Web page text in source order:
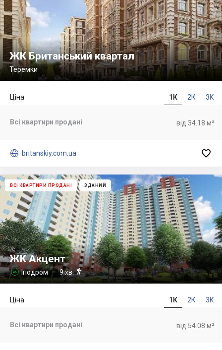
ЖК Британський квартал
Теремки
1К 2К 3К
Ціна
від 34.18 м²
Всі квартири продані
 britanskiy.com.ua 
ВСІ КВАРТИРИ ПРОДАНІ ЗДАНИЙ
ЖК Акцент
 Іподром– 9 хв.
1К 2К 3К
Ціна
від 54.08 м²
Всі квартири продані